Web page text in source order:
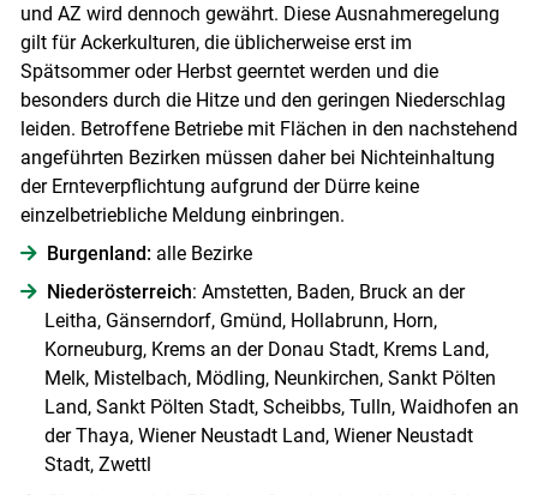
und AZ wird dennoch gewährt. Diese Ausnahmeregelung
gilt für Ackerkulturen, die üblicherweise erst im
Spätsommer oder Herbst geerntet werden und die
besonders durch die Hitze und den geringen Niederschlag
leiden. Betroffene Betriebe mit Flächen in den nachstehend
angeführten Bezirken müssen daher bei Nichteinhaltung
der Ernteverpflichtung aufgrund der Dürre keine
einzelbetriebliche Meldung einbringen.
Burgenland:alle Bezirke
Niederösterreich: Amstetten, Baden, Bruck an der
Leitha, Gänserndorf, Gmünd, Hollabrunn, Horn,
Korneuburg, Krems an der Donau Stadt, Krems Land,
Melk, Mistelbach, Mödling, Neunkirchen, Sankt Pölten
Land, Sankt Pölten Stadt, Scheibbs, Tulln, Waidhofen an
der Thaya, Wiener Neustadt Land, Wiener Neustadt
Stadt, Zwettl